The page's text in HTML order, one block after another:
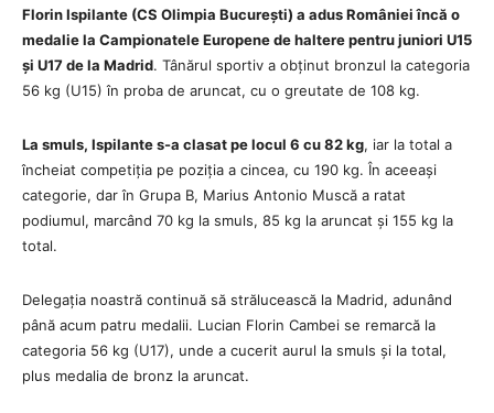
Florin Ispilante (CS Olimpia București) a adus României încă o
medalie la Campionatele Europene de haltere pentru juniori U15
și U17 de la Madrid. Tânărul sportiv a obținut bronzul la categoria
56 kg (U15) în proba de aruncat, cu o greutate de 108 kg.
La smuls, Ispilante s-a clasat pe locul 6 cu 82 kg, iar la total a
încheiat competiția pe poziția a cincea, cu 190 kg. În aceeași
categorie, dar în Grupa B, Marius Antonio Muscă a ratat
podiumul, marcând 70 kg la smuls, 85 kg la aruncat și 155 kg la
total.
Delegația noastră continuă să strălucească la Madrid, adunând
până acum patru medalii. Lucian Florin Cambei se remarcă la
categoria 56 kg (U17), unde a cucerit aurul la smuls și la total,
plus medalia de bronz la aruncat.